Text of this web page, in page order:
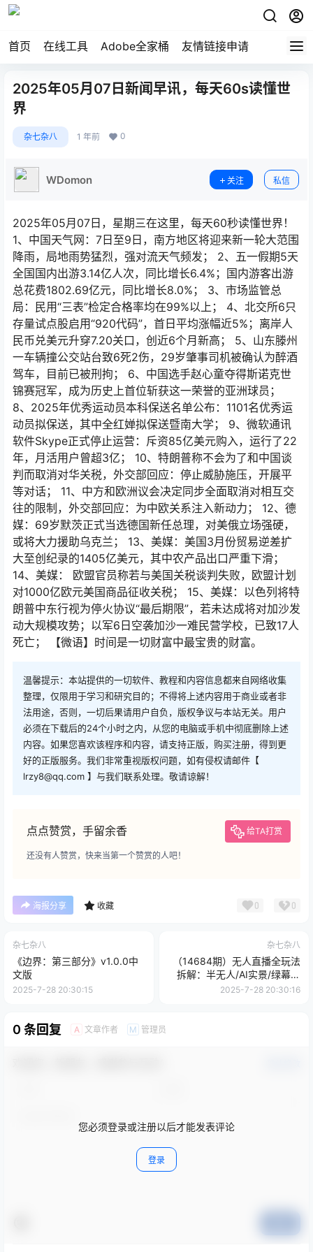
首页 在线工具 Adobe全家桶 友情链接申请
2025年05月07日新闻早讯，每天60s读懂世
界
杂七杂八 1 年前 0
WDomon 关注 私信
2025年05月07日，星期三在这里，每天60秒读懂世界！
1、中国天气网：7日至9日，南方地区将迎来新一轮大范围
降雨，局地雨势猛烈，强对流天气频发； 2、五一假期5天
全国国内出游3.14亿人次，同比增长6.4%；国内游客出游
总花费1802.69亿元，同比增长8.0%； 3、市场监管总
局：民用“三表”检定合格率均在99%以上； 4、北交所6只
存量试点股启用“920代码”，首日平均涨幅近5%；离岸人
民币兑美元升穿7.20关口，创近6个月新高； 5、山东滕州
一车辆撞公交站台致6死2伤，29岁肇事司机被确认为醉酒
驾车，目前已被刑拘； 6、中国选手赵心童夺得斯诺克世
锦赛冠军，成为历史上首位斩获这一荣誉的亚洲球员；
8、2025年优秀运动员本科保送名单公布：1101名优秀运
动员拟保送，其中全红婵拟保送暨南大学； 9、微软通讯
软件Skype正式停止运营：斥资85亿美元购入，运行了22
年，月活用户曾超3亿； 10、特朗普称不会为了和中国谈
判而取消对华关税，外交部回应：停止威胁施压，开展平
等对话； 11、中方和欧洲议会决定同步全面取消对相互交
往的限制，外交部回应：为中欧关系注入新动力； 12、德
媒：69岁默茨正式当选德国新任总理，对美俄立场强硬，
或将大力援助乌克兰； 13、美媒：美国3月份贸易逆差扩
大至创纪录的1405亿美元，其中农产品出口严重下滑；
14、美媒： 欧盟官员称若与美国关税谈判失败，欧盟计划
对1000亿欧元美国商品征收关税； 15、美媒：以色列将特
朗普中东行视为停火协议“最后期限”，若未达成将对加沙发
动大规模攻势；以军6日空袭加沙一难民营学校，已致17人
死亡； 【微语】时间是一切财富中最宝贵的财富。
温馨提示：本站提供的一切软件、教程和内容信息都来自网络收集
整理，仅限用于学习和研究目的；不得将上述内容用于商业或者非
法用途，否则，一切后果请用户自负，版权争议与本站无关。用户
必须在下载后的24个小时之内，从您的电脑或手机中彻底删除上述
内容。如果您喜欢该程序和内容，请支持正版，购买注册，得到更
好的正版服务。我们非常重视版权问题，如有侵权请邮件【
lrzy8@qq.com 】与我们联系处理。敬请谅解！
点点赞赏，手留余香 给TA打赏
还没有人赞赏，快来当第一个赞赏的人吧！
海报分享 收藏 0 0
杂七杂八
《边界：第三部分》v1.0.0中
文版
2025-7-28 20:30:15
杂七杂八
（14684期）无人直播全玩法
拆解：半无人/AI实景/绿幕搭
建，OBS技术+自然流起号攻
2025-7-28 20:30:16
0 条回复 A 文章作者 M 管理员
您必须登录或注册以后才能发表评论
登录